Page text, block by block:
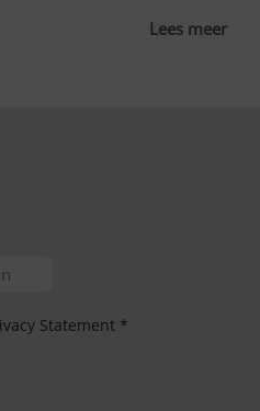
Lees meer
Statement *